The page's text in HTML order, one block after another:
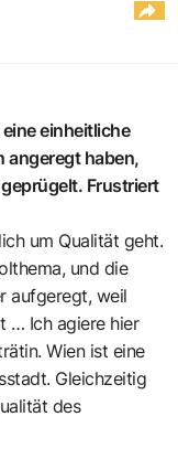
einheitliche
angeregt haben,
Frustriert
um Qualität geht.
und die
aufgeregt, weil
… Ich agiere hier
Wien ist eine
Gleichzeitig
des